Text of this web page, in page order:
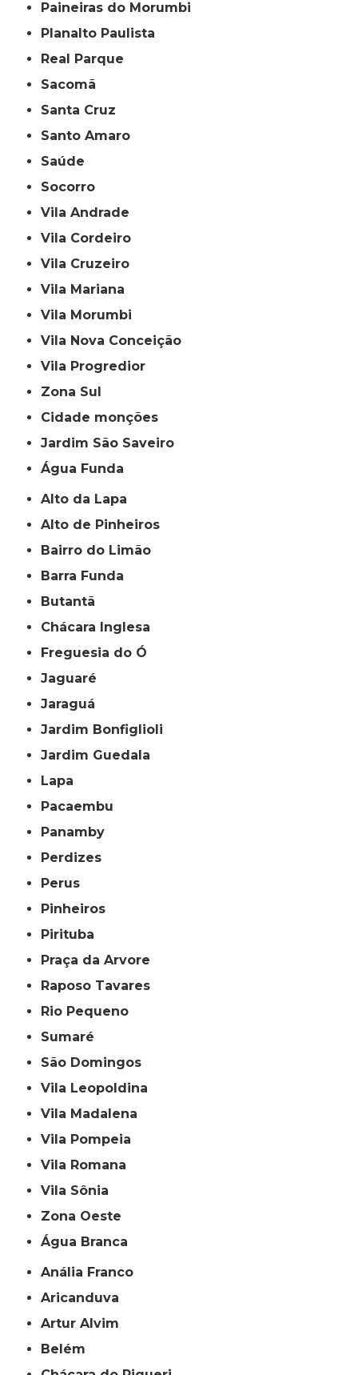
Paineiras do Morumbi
Planalto Paulista
Real Parque
Sacomã
Santa Cruz
Santo Amaro
Saúde
Socorro
Vila Andrade
Vila Cordeiro
Vila Cruzeiro
Vila Mariana
Vila Morumbi
Vila Nova Conceição
Vila Progredior
Zona Sul
cidade monções
jardim São Saveiro
Água Funda
Alto da Lapa
Alto de Pinheiros
Bairro do Limão
Barra Funda
Butantã
Chácara Inglesa
Freguesia do Ó
Jaguaré
Jaraguá
Jardim Bonfiglioli
Jardim Guedala
Lapa
Pacaembu
Panamby
Perdizes
Perus
Pinheiros
Pirituba
Praça da Arvore
Raposo Tavares
Rio Pequeno
Sumaré
São Domingos
Vila Leopoldina
Vila Madalena
Vila Pompeia
Vila Romana
Vila Sônia
Zona Oeste
Água Branca
Anália Franco
Aricanduva
Artur Alvim
Belém